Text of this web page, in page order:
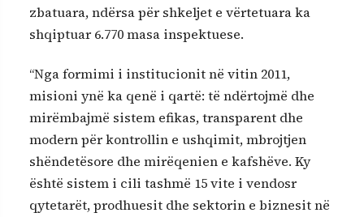
zbatuara, ndërsa për shkeljet e vërtetuara ka
shqiptuar 6.770 masa inspektuese.
“Nga formimi i institucionit në vitin 2011,
misioni ynë ka qenë i qartë: të ndërtojmë dhe
mirëmbajmë sistem efikas, transparent dhe
modern për kontrollin e ushqimit, mbrojtjen
shëndetësore dhe mirëqenien e kafshëve. Ky
është sistem i cili tashmë 15 vite i vendosr
qytetarët, prodhuesit dhe sektorin e biznesit në